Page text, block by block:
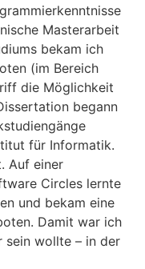
Masterarbeit
bekam ich
(im Bereich
die Möglichkeit
begann
für Informatik.
Auf einer
Circles lernte
und bekam eine
Damit war ich
sein wollte – in der